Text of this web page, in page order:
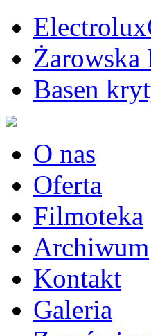
Żarowska
Basen
O nas
Oferta
Filmoteka
Archiwum
Kontakt
Galeria